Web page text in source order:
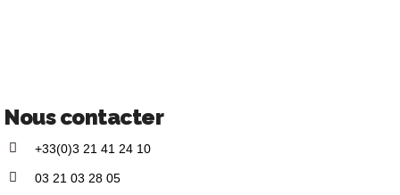
Nous contacter
+33(0)3 21 41 24 10
03 21 03 28 05